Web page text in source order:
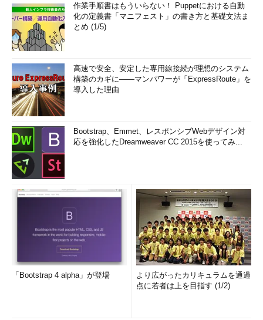
作業手順書はもういらない！ Puppetにおける自動
化の定義書「マニフェスト」の書き方と基礎文法ま
とめ (1/5)
高速で安全、安定した専用線接続が理想のシステム
構築のカギに――マンパワーが「ExpressRoute」を
導入した理由
Bootstrap、Emmet、レスポンシブWebデザイン対
応を強化したDreamweaver CC 2015を使ってみ...
「Bootstrap 4 alpha」が登場
より広がったカリキュラムを通過
点に若者は上を目指す (1/2)